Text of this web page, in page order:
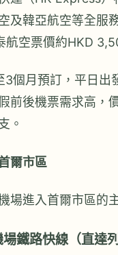
及韓亞航空等全服
航空票價約HKD
3個月預訂，平日出
前後機票需求高，
。
爾市區
場進入首爾市區的
鐵路快線（直達列